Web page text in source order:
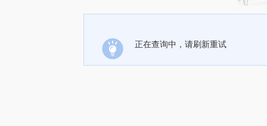
正在查询中，请刷新重试